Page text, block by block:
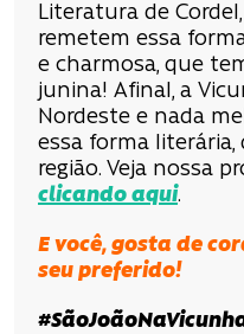
Literatura de
remetem essa
e charmosa, que
junina! Afinal, a
Nordeste e nada
essa forma
região. Veja nossa
clicando aqui.
E você, gosta de
seu preferido!